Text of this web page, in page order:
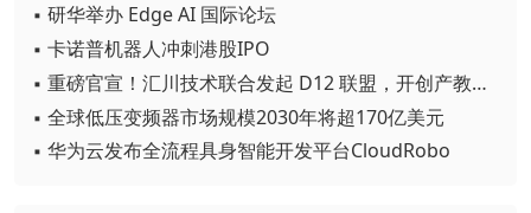
▪ 研华举办 Edge AI 国际论坛
▪ 卡诺普机器人冲刺港股IPO
▪ 重磅官宣！汇川技术联合发起 D12 联盟，开创产教融合新范式
▪ 全球低压变频器市场规模2030年将超170亿美元
▪ 华为云发布全流程具身智能开发平台CloudRobo